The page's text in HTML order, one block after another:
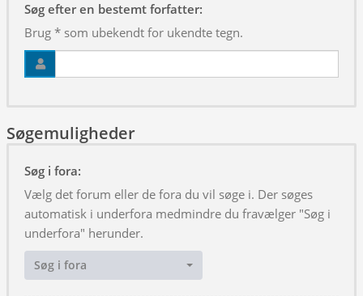
Søg efter en bestemt forfatter:
Brug * som ubekendt for ukendte tegn.
Søgemuligheder
Søg i fora:
Vælg det forum eller de fora du vil søge i. Der søges
automatisk i underfora medmindre du fravælger "Søg i
underfora" herunder.
Søg i fora